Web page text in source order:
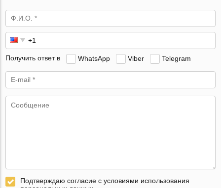
Получить ответ в WhatsApp Viber Telegram
Подтверждаю согласие с условиями использования